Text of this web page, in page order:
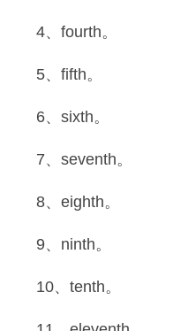
4、fourth。
5、fifth。
6、sixth。
7、seventh。
8、eighth。
9、ninth。
10、tenth。